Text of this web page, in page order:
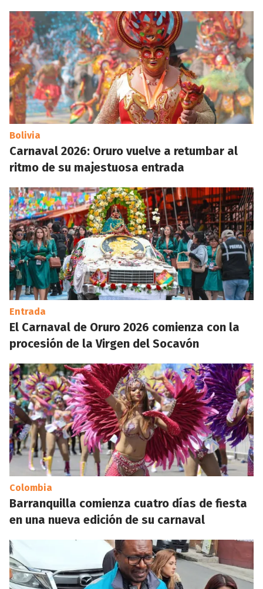
Bolivia
Carnaval 2026: Oruro vuelve a retumbar al
ritmo de su majestuosa entrada
Entrada
El Carnaval de Oruro 2026 comienza con la
procesión de la Virgen del Socavón
Colombia
Barranquilla comienza cuatro días de fiesta
en una nueva edición de su carnaval